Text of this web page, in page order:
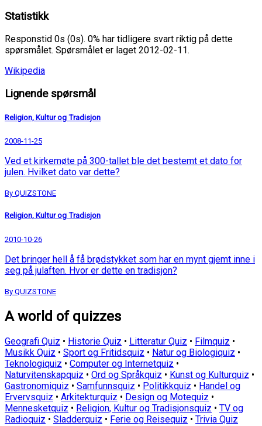
Statistikk
Responstid 0s (0s). 0% har tidligere svart riktig på dette
spørsmålet. Spørsmålet er laget 2012-02-11.
Wikipedia
Lignende spørsmål
Religion, Kultur og Tradisjon
2008-11-25
Ved et kirkemøte på 300-tallet ble det bestemt et dato for
julen. Hvilket dato var dette?
By QUIZSTONE
Religion, Kultur og Tradisjon
2010-10-26
Det bringer hell å få brødstykket som har en mynt gjemt inne i
seg på julaften. Hvor er dette en tradisjon?
By QUIZSTONE
A world of quizzes
Geografi Quiz • Historie Quiz • Litteratur Quiz • Filmquiz •
Musikk Quiz • Sport og Fritidsquiz • Natur og Biologiquiz •
Teknologiquiz • Computer og Internetquiz •
Naturvitenskapquiz • Ord og Språkquiz • Kunst og Kulturquiz •
Gastronomiquiz • Samfunnsquiz • Politikkquiz • Handel og
Ervervsquiz • Arkitekturquiz • Design og Motequiz •
Mennesketquiz • Religion, Kultur og Tradisjonsquiz • TV og
Radioquiz • Sladderquiz • Ferie og Reisequiz • Trivia Quiz